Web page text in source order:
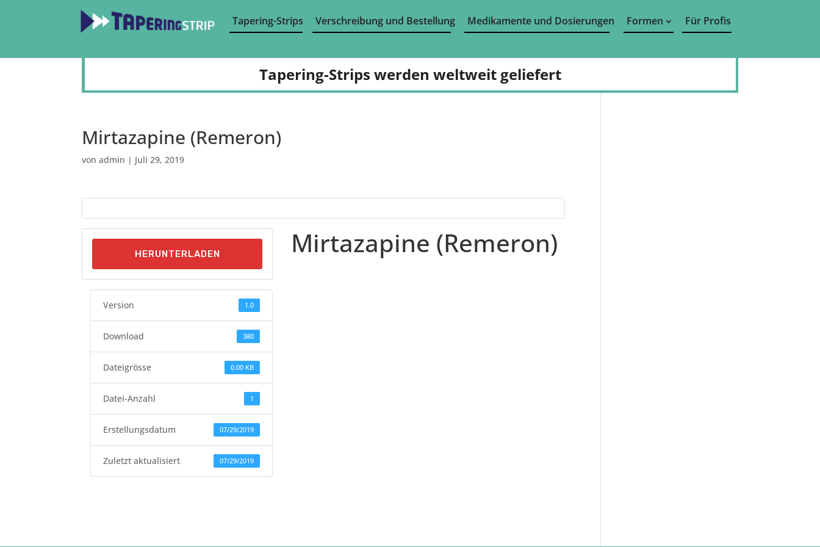
Tapering-Strips Verschreibung und Bestellung Medikamente und Dosierungen Formen Für Profis
Tapering-Strips werden weltweit geliefert
Mirtazapine (Remeron)
vonadmin | Juli 29, 2019
HERUNTERLADEN
Version 1.0
Download 380
Dateigrösse 0.00 KB
Datei-Anzahl 1
Erstellungsdatum 07/29/2019
Zuletzt aktualisiert 07/29/2019
Mirtazapine (Remeron)